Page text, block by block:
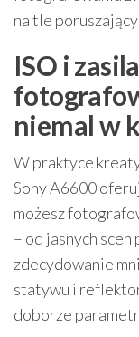
na tle
ISO i
niemal w
W praktyce
Sony A6600
możesz
– od jasnych
zdecydowanie
statywu i
doborze